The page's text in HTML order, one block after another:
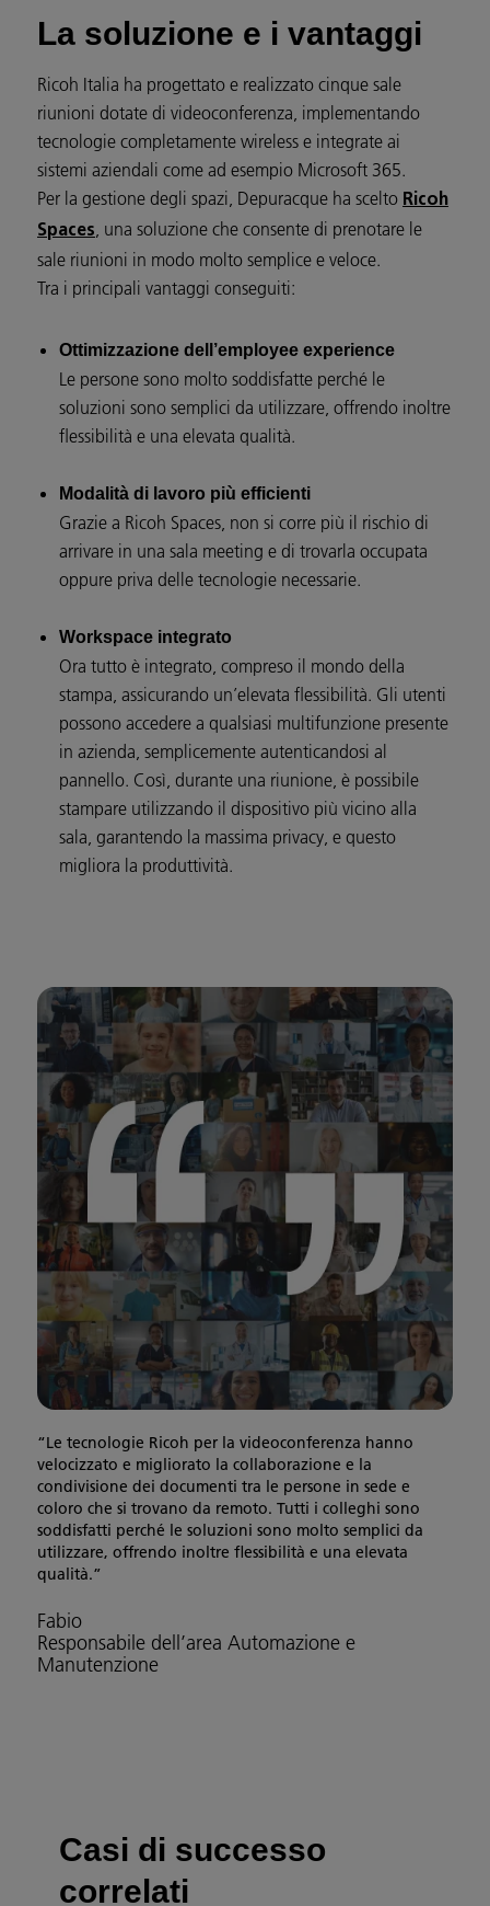
La soluzione e i vantaggi
Ricoh Italia ha progettato e realizzato cinque sale
riunioni dotate di videoconferenza, implementando
tecnologie completamente wireless e integrate ai
sistemi aziendali come ad esempio Microsoft 365.
Per la gestione degli spazi, Depuracque ha scelto Ricoh
Spaces
, una soluzione che consente di prenotare le
sale riunioni in modo molto semplice e veloce.
Tra i principali vantaggi conseguiti:
Ottimizzazione dell’employee experience
Le persone sono molto soddisfatte perché le
soluzioni sono semplici da utilizzare, offrendo inoltre
flessibilità e una elevata qualità.
Modalità di lavoro più efficienti
Grazie a Ricoh Spaces, non si corre più il rischio di
arrivare in una sala meeting e di trovarla occupata
oppure priva delle tecnologie necessarie.
Workspace integrato
Ora tutto è integrato, compreso il mondo della
stampa, assicurando un’elevata flessibilità. Gli utenti
possono accedere a qualsiasi multifunzione presente
in azienda, semplicemente autenticandosi al
pannello. Così, durante una riunione, è possibile
stampare utilizzando il dispositivo più vicino alla
sala, garantendo la massima privacy, e questo
migliora la produttività.
“Le tecnologie Ricoh per la videoconferenza hanno
velocizzato e migliorato la collaborazione e la
condivisione dei documenti tra le persone in sede e
coloro che si trovano da remoto. Tutti i colleghi sono
soddisfatti perché le soluzioni sono molto semplici da
utilizzare, offrendo inoltre flessibilità e una elevata
qualità.”
Fabio
Responsabile dell’area Automazione e
Manutenzione
Casi di successo
correlati